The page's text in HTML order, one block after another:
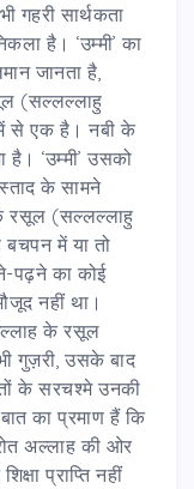
सार्थकता
है। ‘उम्मी’ का
जानता है,
(सल्लल्लाहु
से एक है। नबी के
है। ‘उम्मी’ उसको
के सामने
रसूल (सल्लल्लाहु
में या तो
पढ़ने का कोई
नहीं था।
के रसूल
गुज़री, उसके बाद
के सरचश्मे उनकी
का प्रमाण हैं कि
अल्लाह की ओर
प्राप्ति नहीं